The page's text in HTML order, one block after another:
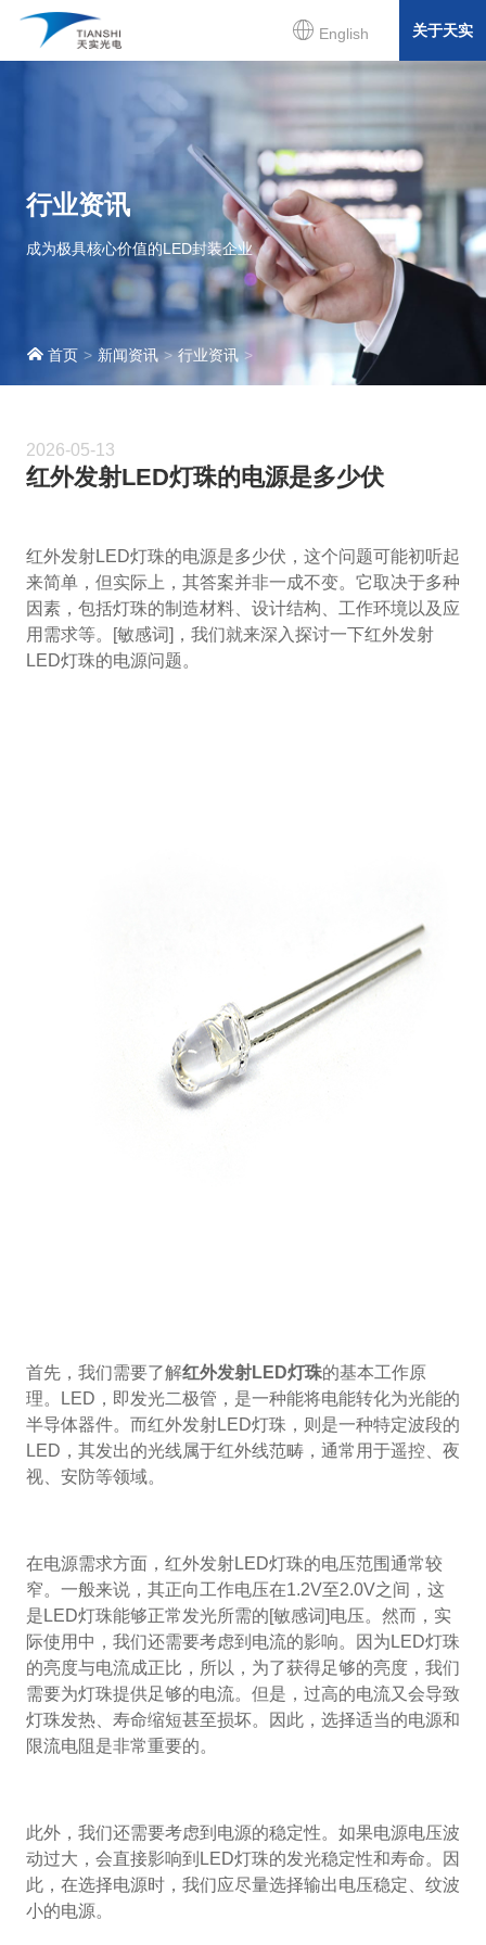
English 关于天实
行业资讯
成为极具核心价值的LED封装企业
首页 新闻资讯 行业资讯
2026-05-13
红外发射LED灯珠的电源是多少伏
红外发射LED灯珠的电源是多少伏，这个问题可能初听起
来简单，但实际上，其答案并非一成不变。它取决于多种
因素，包括灯珠的制造材料、设计结构、工作环境以及应
用需求等。[敏感词]，我们就来深入探讨一下红外发射
LED灯珠的电源问题。
首先，我们需要了解红外发射LED灯珠的基本工作原
理。LED，即发光二极管，是一种能将电能转化为光能的
半导体器件。而红外发射LED灯珠，则是一种特定波段的
LED，其发出的光线属于红外线范畴，通常用于遥控、夜
视、安防等领域。
在电源需求方面，红外发射LED灯珠的电压范围通常较
窄。一般来说，其正向工作电压在1.2V至2.0V之间，这
是LED灯珠能够正常发光所需的[敏感词]电压。然而，实
际使用中，我们还需要考虑到电流的影响。因为LED灯珠
的亮度与电流成正比，所以，为了获得足够的亮度，我们
需要为灯珠提供足够的电流。但是，过高的电流又会导致
灯珠发热、寿命缩短甚至损坏。因此，选择适当的电源和
限流电阻是非常重要的。
此外，我们还需要考虑到电源的稳定性。如果电源电压波
动过大，会直接影响到LED灯珠的发光稳定性和寿命。因
此，在选择电源时，我们应尽量选择输出电压稳定、纹波
小的电源。